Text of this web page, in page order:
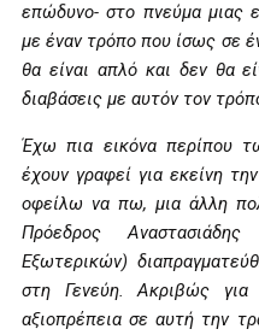
επώδυνο- στο πνεύμα μιας
με έναν τρόπο που ίσως σε
θα είναι απλό και δεν θα
διαβάσεις με αυτόν τον
Έχω πια εικόνα περίπου
έχουν γραφεί για εκείνη
οφείλω να πω, μια άλλη
Πρόεδρος
Εξωτερικών)
στη Γενεύη. Ακριβώς
αξιοπρέπεια σε αυτή την